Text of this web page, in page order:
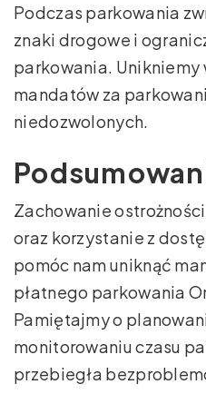
Podczas parkowania
znaki drogowe i
parkowania. Unikniemy
mandatów za
niedozwolonych.
Zachowanie
oraz korzystanie z
pomóc nam uniknąć
płatnego parkowania
Pamiętajmy o
monitorowaniu czasu
przebiegła